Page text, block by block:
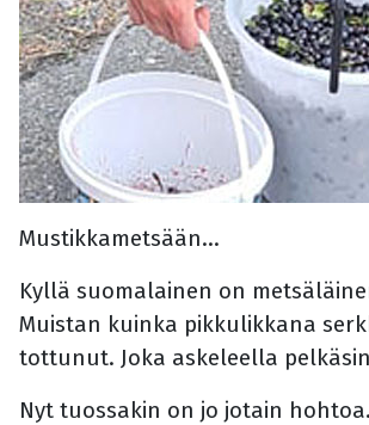
Mustikkametsään...
Kyllä suomalainen on
Muistan kuinka pikkulikkana
tottunut. Joka askeleella
Nyt tuossakin on jo jotain